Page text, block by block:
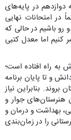
دوازدهم در پایه‌های
در امتحانات نهایی
باشیم در حالی که
اما معدل کتبی
راه افتاده است؛
و تا پایان برنامه
بروند. بنابراین نیاز
آن هنرستان‌های جوار و
بهداشت و درمان و
را در زمان‌بندی